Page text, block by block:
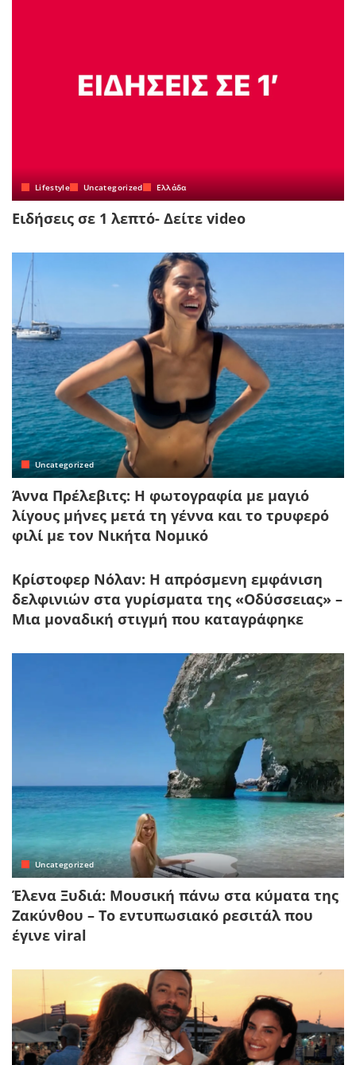
Lifestyle Uncategorized Ελλάδα
Ειδήσεις σε 1 λεπτό- Δείτε video
Uncategorized
Άννα Πρέλεβιτς: Η φωτογραφία με μαγιό
λίγους μήνες μετά τη γέννα και το τρυφερό
φιλί με τον Νικήτα Νομικό
Κρίστοφερ Νόλαν: Η απρόσμενη εμφάνιση
δελφινιών στα γυρίσματα της «Οδύσσειας» –
Μια μοναδική στιγμή που καταγράφηκε
Uncategorized
Έλενα Ξυδιά: Μουσική πάνω στα κύματα της
Ζακύνθου – Το εντυπωσιακό ρεσιτάλ που
έγινε viral